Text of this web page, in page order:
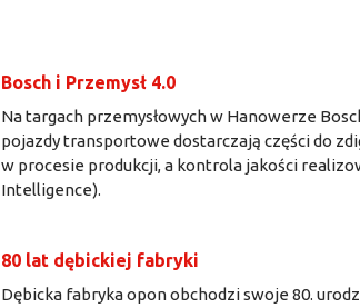
Bosch i Przemysł 4.0
Na targach przemysłowych w Hanowerze
pojazdy transportowe dostarczają części do
w procesie produkcji, a kontrola jakości
Intelligence).
80 lat dębickiej fabryki
Dębicka fabryka opon obchodzi swoje 80.